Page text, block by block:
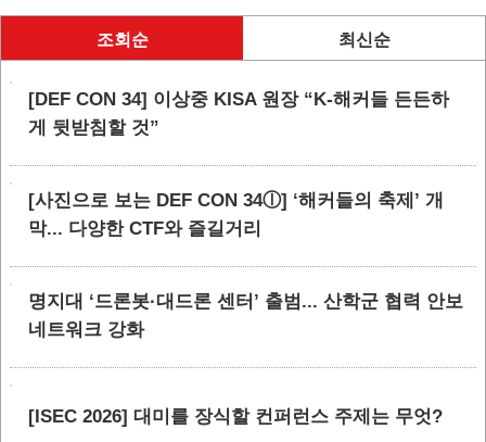
조회순 최신순
[DEF CON 34] 이상중 KISA 원장 “K-해커들 든든하
게 뒷받침할 것”
[사진으로 보는 DEF CON 34ⓛ] ‘해커들의 축제’ 개
막... 다양한 CTF와 즐길거리
명지대 ‘드론봇·대드론 센터’ 출범... 산학군 협력 안보
네트워크 강화
[ISEC 2026] 대미를 장식할 컨퍼런스 주제는 무엇?